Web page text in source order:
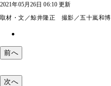
2021年05月26日 06:10 更新
取材・文／鯨井隆正 撮影／五十嵐和博
前へ
次へ